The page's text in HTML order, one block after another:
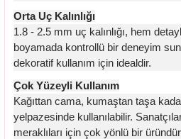
Orta Uç Kalınlığı
1.8 - 2.5 mm uç kalınlığı, hem
boyamada kontrollü bir deneyim
dekoratif kullanım için idealdir.
Çok Yüzeyli Kullanım
Kağıttan cama, kumaştan taşa
yelpazesinde kullanılabilir.
meraklıları için çok yönlü bir